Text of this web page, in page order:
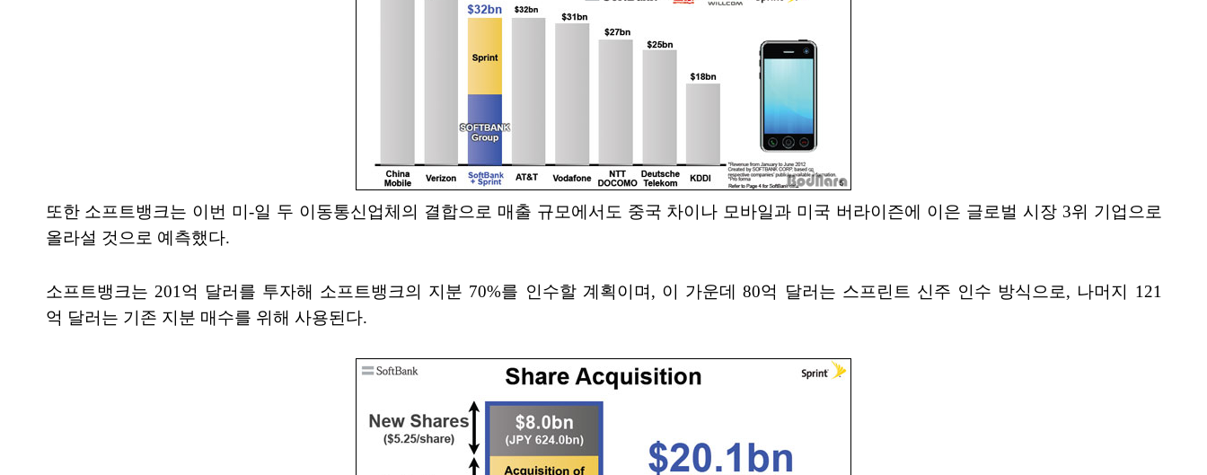
또한 소프트뱅크는 이번 미-일 두 이동통신업체의 결합으로 매출 규모에서도 중국 차이나 모바일과 미국 버라이즌에 이은 글로벌 시장 3위 기업으로
올라설 것으로 예측했다.
소프트뱅크는 201억 달러를 투자해 소프트뱅크의 지분 70%를 인수할 계획이며, 이 가운데 80억 달러는 스프린트 신주 인수 방식으로, 나머지 121
억 달러는 기존 지분 매수를 위해 사용된다.